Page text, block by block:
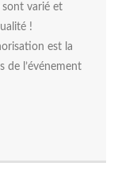
varié et
!
est la
de l’événement